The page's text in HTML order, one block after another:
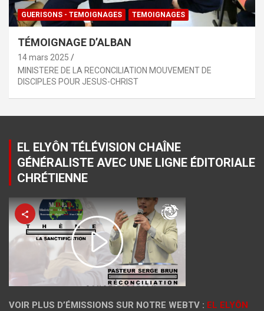
GUERISONS - TEMOIGNAGES TEMOIGNAGES
TÉMOIGNAGE D’ALBAN
14 mars 2025
MINISTERE DE LA RECONCILIATION MOUVEMENT DE
DISCIPLES POUR JESUS-CHRIST
EL ELYÔN TÉLÉVISION CHAÎNE
GÉNÉRALISTE AVEC UNE LIGNE ÉDITORIALE
CHRÉTIENNE
VOIR PLUS D’ÉMISSIONS SUR NOTRE WEBTV : EL ELYÔN